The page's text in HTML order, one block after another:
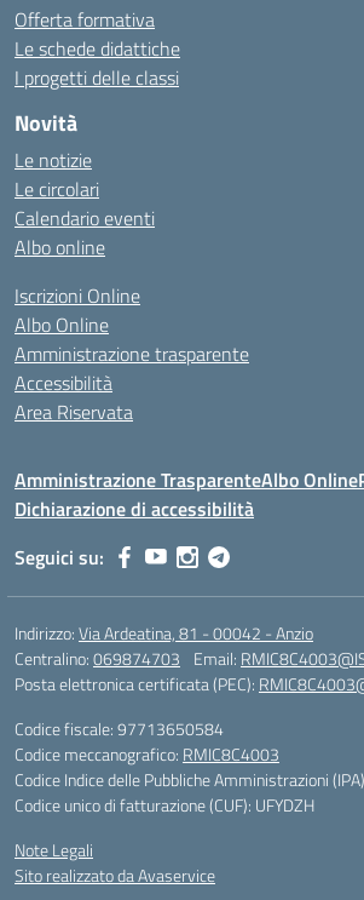
Offerta formativa
Le schede didattiche
I progetti delle classi
Novità
Le notizie
Le circolari
Calendario eventi
Albo online
Iscrizioni Online
Albo Online
Amministrazione trasparente
Accessibilità
Area Riservata
Amministrazione TrasparenteAlbo Online
Dichiarazione di accessibilità
Seguici su:
Indirizzo:Via Ardeatina, 81 - 00042 - Anzio
Centralino:069874703 Email:
Posta elettronica certificata (PEC):
Codice fiscale: 97713650584
Codice meccanografico: RMIC8C4003
Codice Indice delle Pubbliche Amministrazioni
Codice unico di fatturazione (CUF): UFYDZH
Note Legali
Sito realizzato da Avaservice